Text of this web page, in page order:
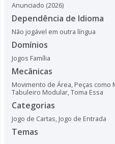
Anunciado (2026)
Dependência de Idioma
Não jogável em outra língua
Domínios
Jogos Família
Mecânicas
Movimento de Área, Peças como
Tabuleiro Modular,Toma Essa
Categorias
Jogo de Cartas, Jogo de Entrada
Temas